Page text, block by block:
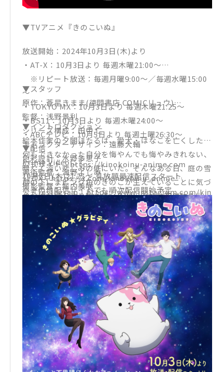
▼TVアニメ『きのこいぬ』
放送開始：2024年10月3日(木)より
・AT-X：10月3日より 毎週木曜21:00～
※リピート放送：毎週月曜9:00～／毎週水曜15:00
～
・TOKYO MX：10月3日より 毎週木曜21:25～
・BS11：10月3日より 毎週木曜24:00～
・ABCテレビ：10月5日より 毎週土曜26:30～
▼配信
Prime Videoにて
10月3日(木)21:25～ 見放題最速配信スタート
※その他配信サイトでも順次配信開始予定
※放送／配信日時は変更になる可能性あり
▼スタッフ
原作：蒼星きまま(徳間書店 COMICリュウ)
監督：浅野景利
シリーズ構成：田中 仁
キャラクターデザイン：遠藤大輔
色彩設計：水野多恵子
美術監督：海野よしみ
撮影監督：堀内美咲
音響監督：吉田光平
音楽：立山秋航
オープニング主題歌：HY「きのこいぬ」(Polydor R
ecords)
エンディング主題歌：IBERIs&「Heart b-b-bea
t!!」(Polydor Records)
アニメーション制作：C-Station
▼キャスト
きのこいぬ：小林大紀
ほたる：上村祐翔
こまこ：永瀬アンナ
矢良：寺島拓篤
プラム：久野美咲
▼イントロダクション
絵本作家の夕闇ほたるは、愛犬・はなこを亡くした。
何もできなかった自分を悔やんでも悔やみきれない、
暗くて深い悲しみの底にいた。そんなある日、庭の雪
柳の下にまピンク色のきのこが生えていることに気づ
く。彼がぼんやり眺めていると、それは突然動き出
し、しっぽをぶんぶん振って寄ってくる。
「きのこの…犬？」──疑問に思いながらも、この謎
の生きもの＜きのこいぬ＞と一緒に暮らすことに。す
ると、描いちゃいけないところにお絵かきして、メロ
ンパンもたこ焼きも全部食べちゃって、散らかし放題
気まま放題。だけど、とぼけた様子がなんだか憎めな
い。幼なじみの編集者こまこちゃんやきのこ研究所の
矢良くんたちも巻き込んだ、きのこいぬと過ごす毎日
は、少しずつほたるの表情を変えていく。
いろいろ謎すぎるきのこいぬとほたるとみんなの、い
っしょにいるとなんだか楽しい笑える日々を描く、ち
ょこっと不思議ほんわかアニメーション。
公式サイト：https://kinokoinu-anime.com
公式X：https://x.com/kinokoinu_anime
公式Instagram：https://www.instagram.com/kin
okoinu.anime/
公式TikTok：https://www.tiktok.com/@kinokoi
nu_anime/
公式Facebook：https://www.facebook.com/kino
koinu.anime/